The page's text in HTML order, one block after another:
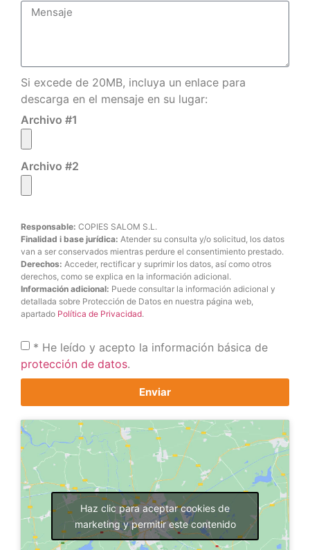
Haz clic para aceptar cookies de
marketing y permitir este contenido
Si excede de 20MB, incluya un enlace para
descarga en el mensaje en su lugar:
Archivo #1
Archivo #2
Responsable: COPIES SALOM S.L.
Finalidad i base jurídica: Atender su consulta y/o solicitud, los datos
van a ser conservados mientras perdure el consentimiento prestado.
Derechos: Acceder, rectificar y suprimir los datos, así como otros
derechos, como se explica en la información adicional.
Información adicional: Puede consultar la información adicional y
detallada sobre Protección de Datos en nuestra página web,
apartado Política de Privacidad.
* He leído y acepto la información básica de
protección de datos.
Enviar